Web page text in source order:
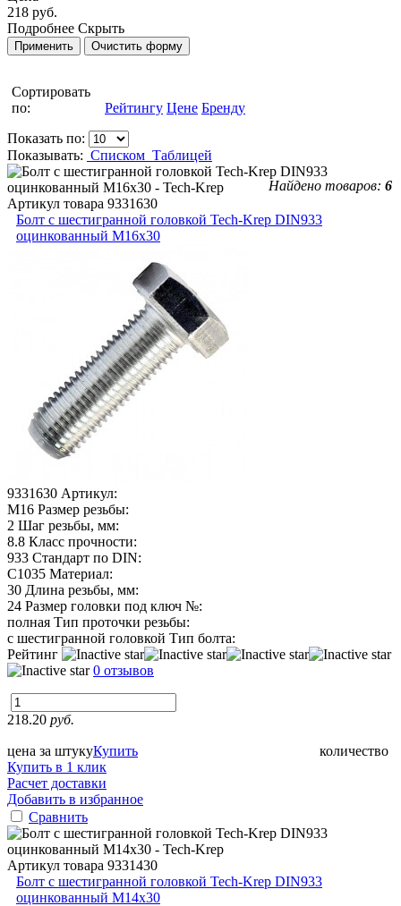
218 руб.
Подробнее Скрыть
Сортировать
по:
Рейтингу Цене Бренду
Показать по:
Показывать: Списком Таблицей
Найдено товаров: 6
Артикул товара 9331630
Болт с шестигранной головкой Tech-Krep DIN933
оцинкованный М16х30
9331630 Артикул:
М16 Размер резьбы:
2 Шаг резьбы, мм:
8.8 Класс прочности:
933 Стандарт по DIN:
C1035 Материал:
30 Длина резьбы, мм:
24 Размер головки под ключ №:
полная Тип проточки резьбы:
с шестигранной головкой Тип болта:
Рейтинг
0 отзывов
218.20 руб.
цена за штуку количество
Купить
Купить в 1 клик
Расчет доставки
Добавить в избранное
Сравнить
Артикул товара 9331430
Болт с шестигранной головкой Tech-Krep DIN933
оцинкованный М14х30